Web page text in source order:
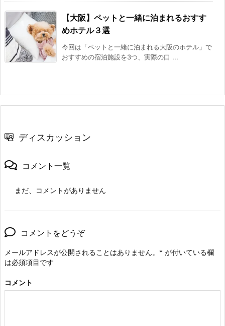
【大阪】ペットと一緒に泊まれるおすす
めホテル３選
今回は「ペットと一緒に泊まれる大阪のホテル」で
おすすめの宿泊施設を3つ、実際の口 ...
ディスカッション
コメント一覧
まだ、コメントがありません
コメントをどうぞ
メールアドレスが公開されることはありません。 * が付いている欄
は必須項目です
コメント